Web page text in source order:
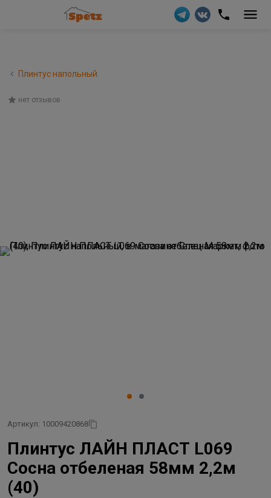
Плинтус напольный
нет отзывов
Артикул: 10009420868
Плинтус ЛАЙН ПЛАСТ L069
Сосна отбеленая 58мм 2,2м
(40)